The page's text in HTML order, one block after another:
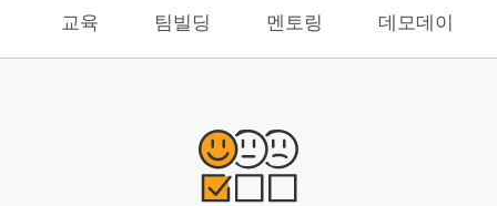
팀빌딩
멘토링
교육 팀빌딩 멘토링 데모데이